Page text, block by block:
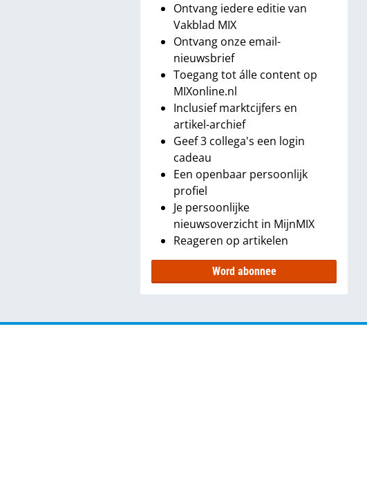
Ontvang iedere editie van
Vakblad MIX
Ontvang onze email-
nieuwsbrief
Toegang tot álle content op
MIXonline.nl
Inclusief marktcijfers en
artikel-archief
Geef 3 collega's een login
cadeau
Een openbaar persoonlijk
profiel
Je persoonlijke
nieuwsoverzicht in MijnMIX
Reageren op artikelen
Word abonnee